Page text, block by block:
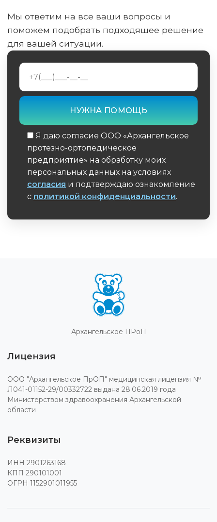
Мы ответим на все ваши вопросы и
поможем подобрать подходящее решение
для вашей ситуации.
Я даю согласие ООО «Архангельское
протезно-ортопедическое
предприятие» на обработку моих
персональных данных на условиях
согласия и подтверждаю ознакомление
с политикой конфиденциальности.
Архангельское ПРоП
Лицензия
ООО "Архангельское ПрОП" медицинская лицензия №
Л041-01152-29/00332722 выдана 28.06.2019 года
Министерством здравоохранения Архангельской
области
Реквизиты
ИНН 2901263168
КПП 290101001
ОГРН 1152901011955